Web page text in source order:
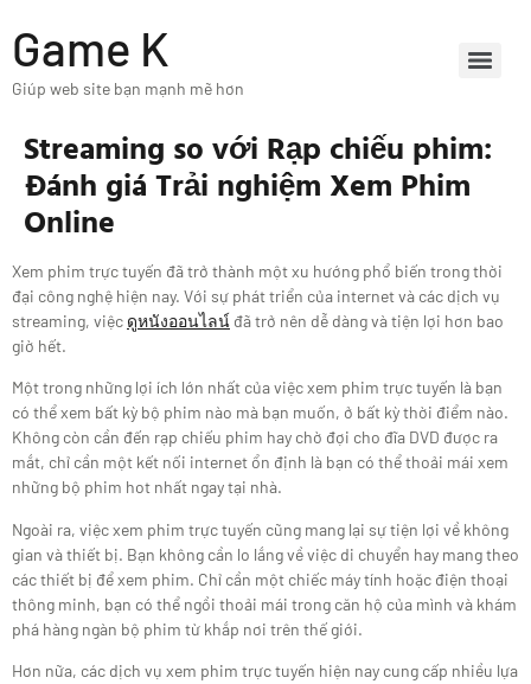
Game K
Giúp web site bạn mạnh mẽ hơn
Streaming so với Rạp chiếu phim:
Đánh giá Trải nghiệm Xem Phim
Online
Xem phim trực tuyến đã trở thành một xu hướng phổ biến trong thời
đại công nghệ hiện nay. Với sự phát triển của internet và các dịch vụ
streaming, việc ดูหนังออนไลน์ đã trở nên dễ dàng và tiện lợi hơn bao
giờ hết.
Một trong những lợi ích lớn nhất của việc xem phim trực tuyến là bạn
có thể xem bất kỳ bộ phim nào mà bạn muốn, ở bất kỳ thời điểm nào.
Không còn cần đến rạp chiếu phim hay chờ đợi cho đĩa DVD được ra
mắt, chỉ cần một kết nối internet ổn định là bạn có thể thoải mái xem
những bộ phim hot nhất ngay tại nhà.
Ngoài ra, việc xem phim trực tuyến cũng mang lại sự tiện lợi về không
gian và thiết bị. Bạn không cần lo lắng về việc di chuyển hay mang theo
các thiết bị để xem phim. Chỉ cần một chiếc máy tính hoặc điện thoại
thông minh, bạn có thể ngồi thoải mái trong căn hộ của mình và khám
phá hàng ngàn bộ phim từ khắp nơi trên thế giới.
Hơn nữa, các dịch vụ xem phim trực tuyến hiện nay cung cấp nhiều lựa